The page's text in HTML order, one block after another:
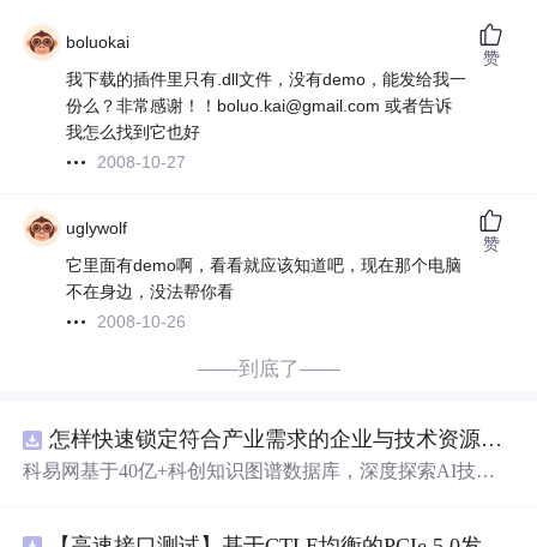
boluokai
我下载的插件里只有.dll文件，没有demo，能发给我一
份么？非常感谢！！boluo.kai@gmail.com 或者告诉
我怎么找到它也好
2008-10-27
赞
uglywolf
它里面有demo啊，看看就应该知道吧，现在那个电脑
不在身边，没法帮你看
2008-10-26
赞
——到底了——
怎样快速锁定符合产业需求的企业与技术资源？.docx
科易网基于40亿+科创知识图谱数据库，深度探索AI技术